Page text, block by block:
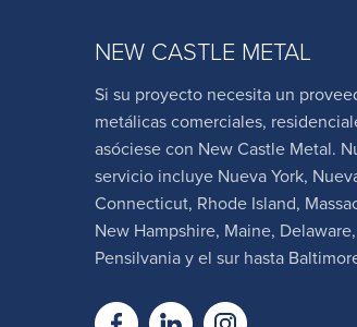
NEW CASTLE METAL
Si su proyecto necesita un
metálicas comerciales,
asóciese con New Castle Metal.
servicio incluye Nueva York,
Connecticut, Rhode Island,
New Hampshire, Maine,
Pensilvania y el sur hasta